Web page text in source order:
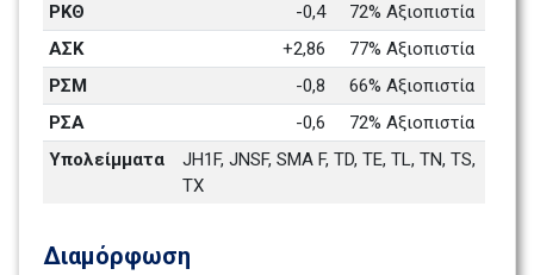
ΡΚΘ
-0,4
72% Αξιοπιστία
ΑΣΚ
+2,86
77% Αξιοπιστία
ΡΣΜ
-0,8
66% Αξιοπιστία
ΡΣΑ
-0,6
72% Αξιοπιστία
Υπολείμματα
JH1F, JNSF, SMA F, TD, TE, TL, TN, TS,
TX
Διαμόρφωση